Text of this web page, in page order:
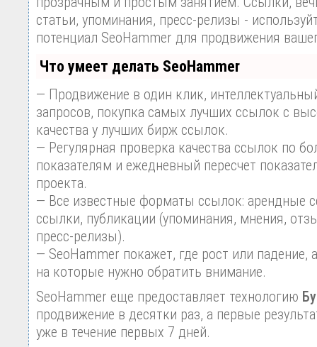
статьи, упоминания, пресс-релизы -
потенциал SeoHammer для продвижения
Что умеет делать SeoHammer
— Продвижение в один клик,
запросов, покупка самых лучших ссылок с
качества у лучших бирж ссылок.
— Регулярная проверка качества ссылок по
показателям и ежедневный пересчет
проекта.
— Все известные форматы ссылок: арендные
ссылки, публикации (упоминания, мнения,
пресс-релизы).
— SeoHammer покажет, где рост или падение,
на которые нужно обратить внимание.
SeoHammer еще предоставляет технологию
продвижение в десятки раз, а первые
уже в течение первых 7 дней.